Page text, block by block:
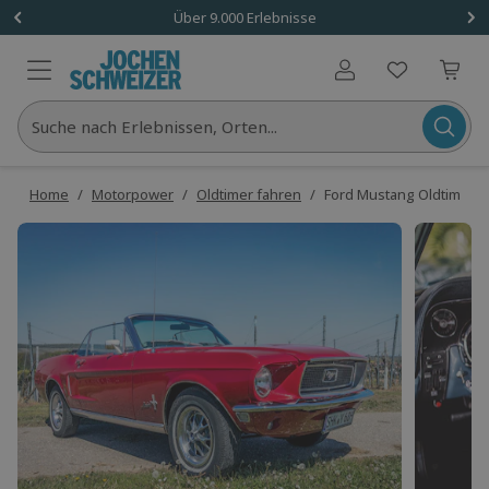
Über 9.000 Erlebnisse
Benutzerkonto
Suche nach Erlebnissen, Orten...
Home / Motorpower / Oldtimer fahren / Ford Mustang Oldtimer